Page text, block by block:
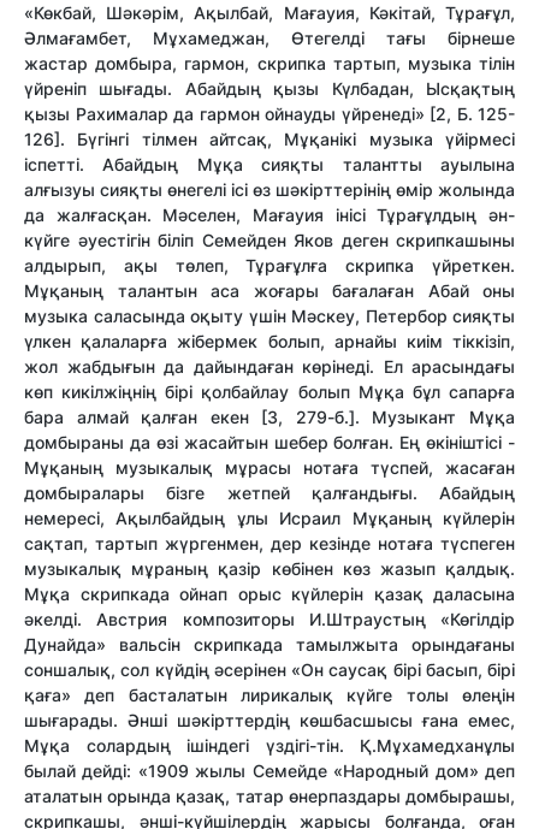
«Көкбай, Шәкәрім, Ақылбай, Мағауия, Кәкітай, Тұрағұл,
Әлмағамбет, Мұхамеджан, Өтегелді тағы бірнеше
жастар домбыра, гармон, скрипка тартып, музыка тілін
үйреніп шығады. Абайдың қызы Күлбадан, Ысқақтың
қызы Рахималар да гармон ойнауды үйренеді» [2, Б. 125-
126]. Бүгінгі тілмен айтсақ, Мұқанікі музыка үйірмесі
іспетті. Абайдың Мұқа сияқты талантты ауылына
алғызуы сияқты өнегелі ісі өз шәкірттерінің өмір жолында
да жалғасқан. Мәселен, Мағауия інісі Тұрағұлдың ән-
күйге әуестігін біліп Семейден Яков деген скрипкашыны
алдырып, ақы төлеп, Тұрағұлға скрипка үйреткен.
Мұқаның талантын аса жоғары бағалаған Абай оны
музыка саласында оқыту үшін Мәскеу, Петербор сияқты
үлкен қалаларға жібермек болып, арнайы киім тіккізіп,
жол жабдығын да дайындаған көрінеді. Ел арасындағы
көп кикілжіңнің бірі қолбайлау болып Мұқа бұл сапарға
бара алмай қалған екен [3, 279-б.]. Музыкант Мұқа
домбыраны да өзі жасайтын шебер болған. Ең өкініштісі -
Мұқаның музыкалық мұрасы нотаға түспей, жасаған
домбыралары бізге жетпей қалғандығы. Абайдың
немересі, Ақылбайдың ұлы Исраил Мұқаның күйлерін
сақтап, тартып жүргенмен, дер кезінде нотаға түспеген
музыкалық мұраның қазір көбінен көз жазып қалдық.
Мұқа скрипкада ойнап орыс күйлерін қазақ даласына
әкелді. Австрия композиторы И.Штраустың «Көгілдір
Дунайда» вальсін скрипкада тамылжыта орындағаны
соншалық, сол күйдің әсерінен «Он саусақ бірі басып, бірі
қаға» деп басталатын лирикалық күйге толы өлеңін
шығарады. Әнші шәкірттердің көшбасшысы ғана емес,
Мұқа солардың ішіндегі үздігі-тін. Қ.Мұхамедханұлы
былай дейді: «1909 жылы Семейде «Народный дом» деп
аталатын орында қазақ, татар өнерпаздары домбырашы,
скрипкашы, әнші-күйшілердің жарысы болғанда, оған